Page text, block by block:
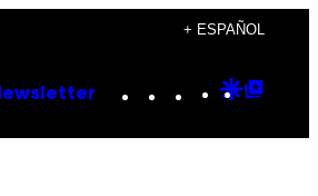
+ ESPAÑOL
Instagram
TikTok
YouTube
Google